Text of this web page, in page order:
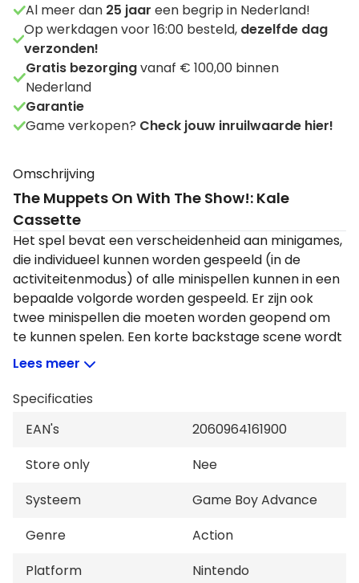
Al meer dan 25 jaar een begrip in Nederland!
Op werkdagen voor 16:00 besteld, dezelfde dag
verzonden!
Gratis bezorgingvanaf € 100,00 binnen
Nederland
Garantie
Game verkopen? Check jouw inruilwaarde hier!
Omschrijving
The Muppets On With The Show!: Kale
Cassette
Het spel bevat een verscheidenheid aan minigames,
die individueel kunnen worden gespeeld (in de
activiteitenmodus) of alle minispellen kunnen in een
bepaalde volgorde worden gespeeld. Er zijn ook
twee minispellen die moeten worden geopend om
te kunnen spelen. Een korte backstage scene wordt
meestal getoond voordat elke wedstrijd begint, en
wedstrijd voorbij is.
Lees meer
Specificaties
EAN's
2060964161900
Store only
Nee
Systeem
Game Boy Advance
Genre
Action
Platform
Nintendo